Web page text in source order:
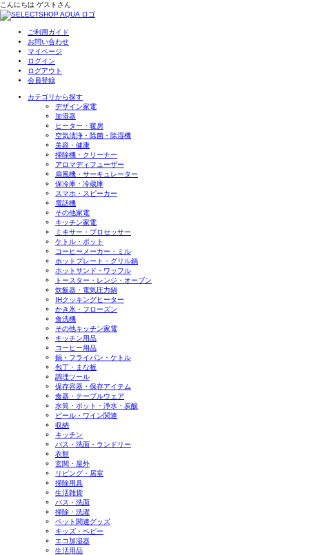
こんにちは ゲスト さん
ご利用ガイド
お問い合わせ
マイページ
ログイン
ログアウト
会員登録
カテゴリから探す
デザイン家電
加湿器
ヒーター・暖房
空気清浄・除菌・除湿機
美容・健康
掃除機・クリーナー
アロマディフューザー
扇風機・サーキュレーター
保冷庫・冷蔵庫
スマホ・スピーカー
電話機
その他家電
キッチン家電
ミキサー・プロセッサー
ケトル・ポット
コーヒーメーカー・ミル
ホットプレート・グリル鍋
ホットサンド・ワッフル
トースター・レンジ・オーブン
炊飯器・電気圧力鍋
IHクッキングヒーター
かき氷・フローズン
食洗機
その他キッチン家電
キッチン用品
コーヒー用品
鍋・フライパン・ケトル
包丁・まな板
調理ツール
保存容器・保存アイテム
食器・テーブルウェア
水筒・ポット・浄水・炭酸
ビール・ワイン関連
収納
キッチン
バス・洗面・ランドリー
衣類
玄関・屋外
リビング・居室
掃除用具
生活雑貨
バス・洗面
掃除・洗濯
ペット関連グッズ
キッズ・ベビー
エコ加湿器
生活用品